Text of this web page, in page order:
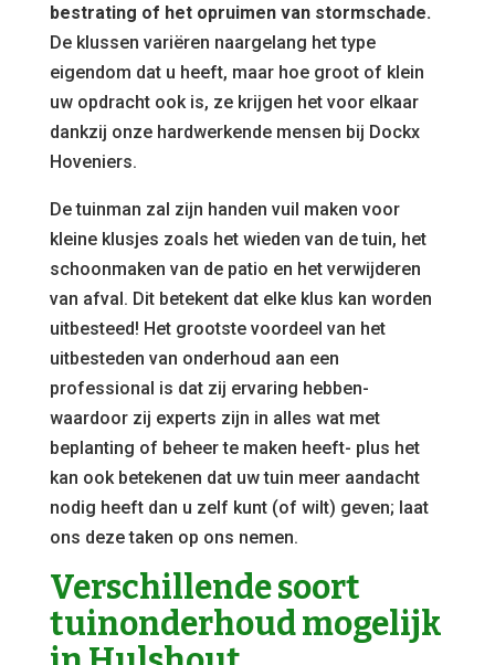
bestrating of het opruimen van stormschade.
De klussen variëren naargelang het type
eigendom dat u heeft, maar hoe groot of klein
uw opdracht ook is, ze krijgen het voor elkaar
dankzij onze hardwerkende mensen bij Dockx
Hoveniers.
De tuinman zal zijn handen vuil maken voor
kleine klusjes zoals het wieden van de tuin, het
schoonmaken van de patio en het verwijderen
van afval. Dit betekent dat elke klus kan worden
uitbesteed! Het grootste voordeel van het
uitbesteden van onderhoud aan een
professional is dat zij ervaring hebben-
waardoor zij experts zijn in alles wat met
beplanting of beheer te maken heeft- plus het
kan ook betekenen dat uw tuin meer aandacht
nodig heeft dan u zelf kunt (of wilt) geven; laat
ons deze taken op ons nemen.
Verschillende soort
tuinonderhoud mogelijk